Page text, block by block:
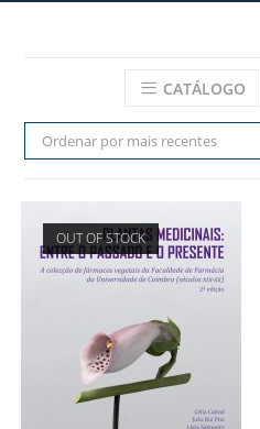
CATÁLOGO
Ordenar por mais recentes
OUT OF STOCK